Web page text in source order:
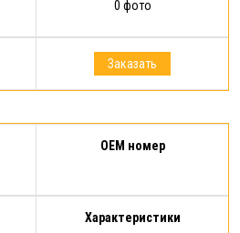
0 фото
Заказать
OEM номер
Характеристики